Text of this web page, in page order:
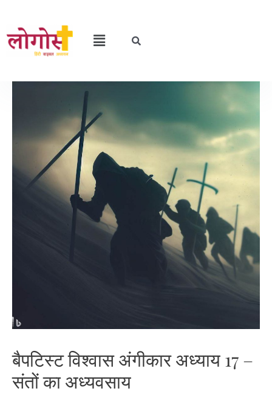
बैपटिस्ट विश्वास अंगीकार अध्याय 17 –
संतों का अध्यवसाय